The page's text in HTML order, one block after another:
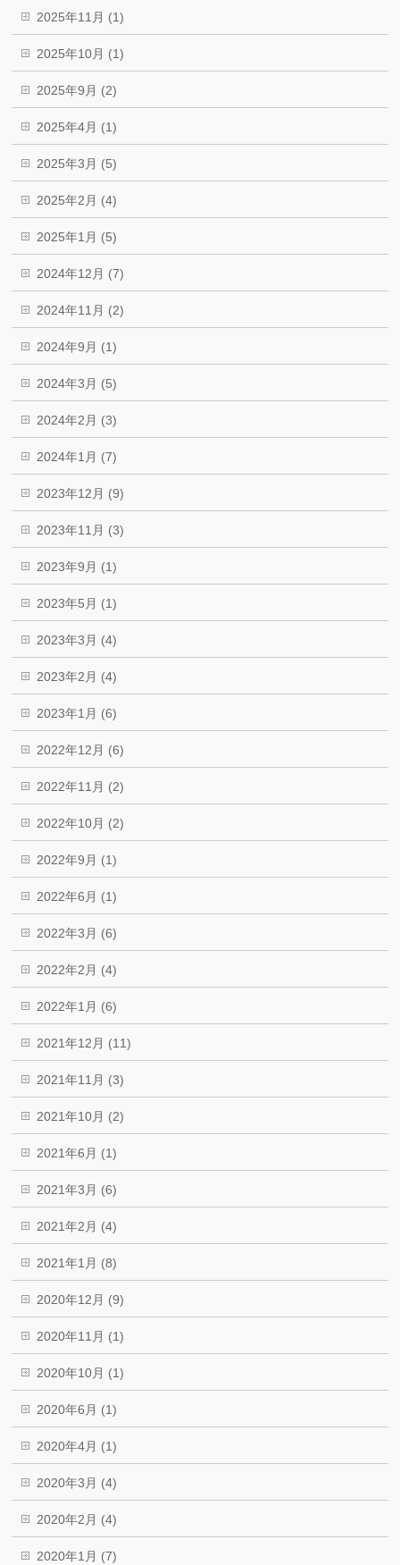
2025年11月 (1)
2025年10月 (1)
2025年9月 (2)
2025年4月 (1)
2025年3月 (5)
2025年2月 (4)
2025年1月 (5)
2024年12月 (7)
2024年11月 (2)
2024年9月 (1)
2024年3月 (5)
2024年2月 (3)
2024年1月 (7)
2023年12月 (9)
2023年11月 (3)
2023年9月 (1)
2023年5月 (1)
2023年3月 (4)
2023年2月 (4)
2023年1月 (6)
2022年12月 (6)
2022年11月 (2)
2022年10月 (2)
2022年9月 (1)
2022年6月 (1)
2022年3月 (6)
2022年2月 (4)
2022年1月 (6)
2021年12月 (11)
2021年11月 (3)
2021年10月 (2)
2021年6月 (1)
2021年3月 (6)
2021年2月 (4)
2021年1月 (8)
2020年12月 (9)
2020年11月 (1)
2020年10月 (1)
2020年6月 (1)
2020年4月 (1)
2020年3月 (4)
2020年2月 (4)
2020年1月 (7)